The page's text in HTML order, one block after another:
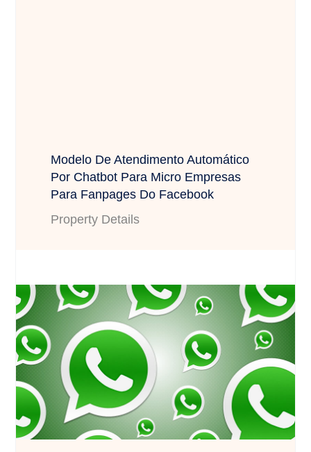
Modelo De Atendimento Automático
Por Chatbot Para Micro Empresas
Para Fanpages Do Facebook
Property Details